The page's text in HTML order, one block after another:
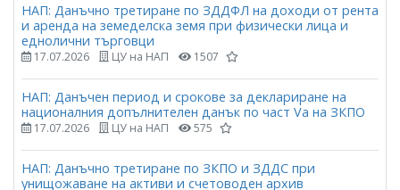
НАП: Данъчно третиране по ЗДДФЛ на доходи от рента
и аренда на земеделска земя при физически лица и
еднолични търговци
17.07.2026 ЦУ на НАП 1507
НАП: Данъчен период и срокове за деклариране на
националния допълнителен данък по част Vа на ЗКПО
17.07.2026 ЦУ на НАП 575
НАП: Данъчно третиране по ЗКПО и ЗДДС при
унищожаване на активи и счетоводен архив